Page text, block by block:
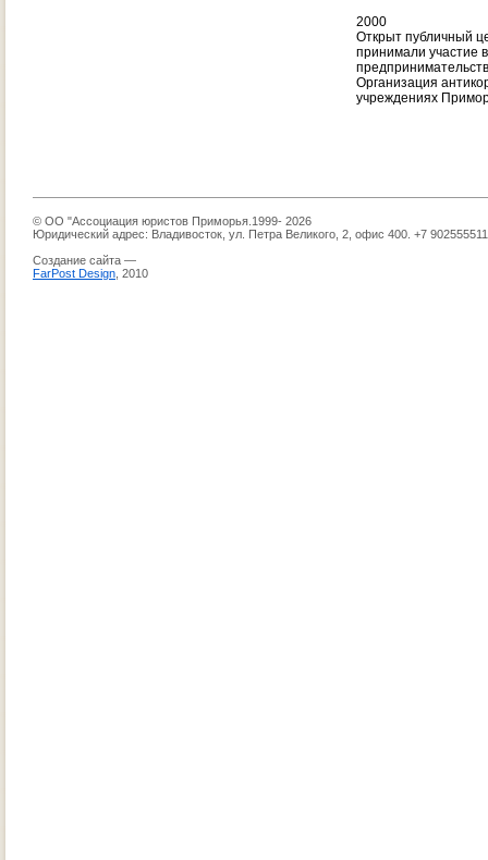
2000
Открыт публичный
принимали участие
Организация
учреждениях
© ОО "Ассоциация юристов Приморья.1999- 2026
Юридический адрес: Владивосток, ул. Петра Великого, 2, офис 400. +7
Создание сайта —
FarPost Design , 2010